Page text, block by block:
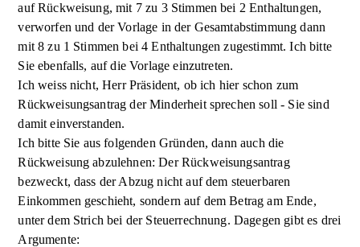
auf Rückweisung, mit 7 zu 3 Stimmen bei 2 Enthaltungen,
verworfen und der Vorlage in der Gesamtabstimmung dann
mit 8 zu 1 Stimmen bei 4 Enthaltungen zugestimmt. Ich bitte
Sie ebenfalls, auf die Vorlage einzutreten.
Ich weiss nicht, Herr Präsident, ob ich hier schon zum
Rückweisungsantrag der Minderheit sprechen soll - Sie sind
damit einverstanden.
Ich bitte Sie aus folgenden Gründen, dann auch die
Rückweisung abzulehnen: Der Rückweisungsantrag
bezweckt, dass der Abzug nicht auf dem steuerbaren
Einkommen geschieht, sondern auf dem Betrag am Ende,
unter dem Strich bei der Steuerrechnung. Dagegen gibt es drei
Argumente: